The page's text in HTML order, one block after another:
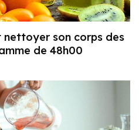
nettoyer son corps des
de 48h00